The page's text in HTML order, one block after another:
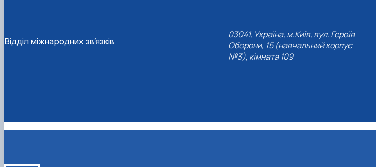
Відділ міжнародних зв’язків
03041, Україна, м.Київ, вул. Героїв
Оборони, 15 (навчальний корпус
№3), кімната 109